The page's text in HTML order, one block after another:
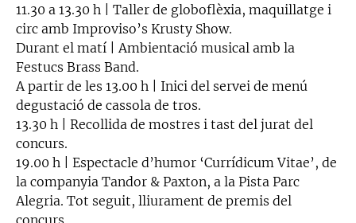
11.30 a 13.30 h | Taller de globoflèxia, maquillatge i
circ amb Improviso’s Krusty Show.
Durant el matí | Ambientació musical amb la
Festucs Brass Band.
A partir de les 13.00 h | Inici del servei de menú
degustació de cassola de tros.
13.30 h | Recollida de mostres i tast del jurat del
concurs.
19.00 h | Espectacle d’humor ‘Currídicum Vitae’, de
la companyia Tandor & Paxton, a la Pista Parc
Alegria. Tot seguit, lliurament de premis del